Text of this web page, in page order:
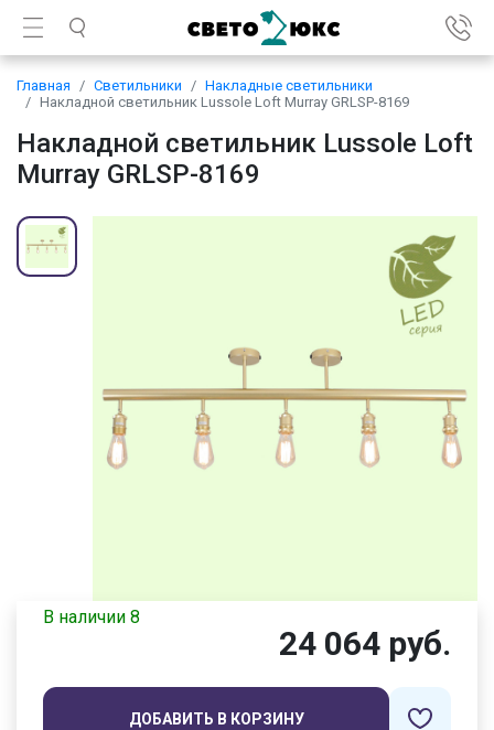
Главная Светильники
Накладные светильники
Накладной светильник Lussole Loft Murray GRLSP-8169
Накладной светильник Lussole Loft
Murray GRLSP-8169
В наличии 8
24 064 руб.
ДОБАВИТЬ В КОРЗИНУ